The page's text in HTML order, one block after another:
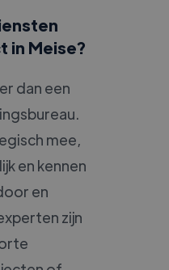
in Meise?
dan een
mee,
en kennen
en
zijn